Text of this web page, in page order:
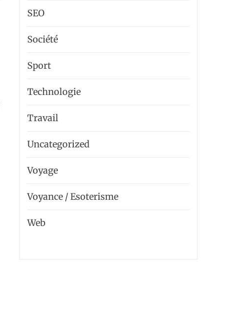
SEO
Société
Sport
Technologie
Travail
Uncategorized
Voyage
Voyance / Esoterisme
Web